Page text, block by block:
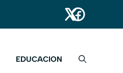
EDUCACION